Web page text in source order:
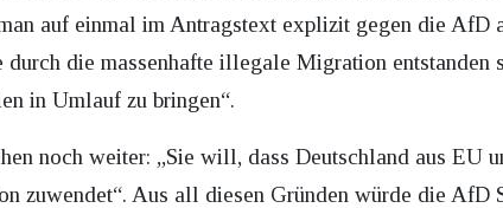
auf einmal im Antragstext explizit gegen die AfD
durch die massenhafte illegale Migration entstanden
in Umlauf zu bringen“.
noch weiter: „Sie will, dass Deutschland aus EU
zuwendet“. Aus all diesen Gründen würde die AfD